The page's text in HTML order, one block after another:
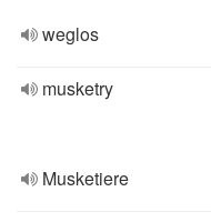
weglos
musketry
Musketiere